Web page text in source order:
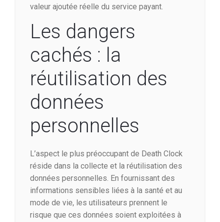
valeur ajoutée réelle du service payant.
Les dangers
cachés : la
réutilisation des
données
personnelles
L’aspect le plus préoccupant de Death Clock
réside dans la collecte et la réutilisation des
données personnelles. En fournissant des
informations sensibles liées à la santé et au
mode de vie, les utilisateurs prennent le
risque que ces données soient exploitées à